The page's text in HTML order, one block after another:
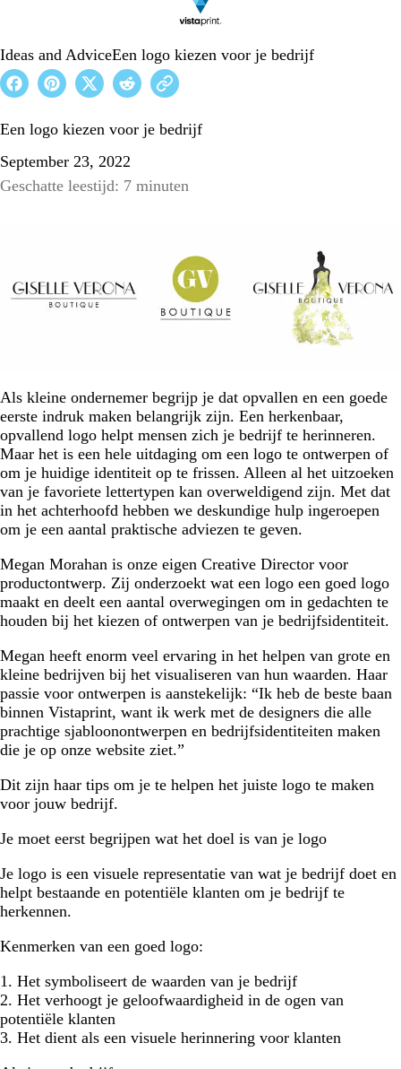
Ideas and AdviceEen logo kiezen voor je bedrijf
Een logo kiezen voor je bedrijf
September 23, 2022
Geschatte leestijd: 7 minuten
Als kleine ondernemer begrijp je dat opvallen en een goede
eerste indruk maken belangrijk zijn. Een herkenbaar,
opvallend logo helpt mensen zich je bedrijf te herinneren.
Maar het is een hele uitdaging om een logo te ontwerpen of
om je huidige identiteit op te frissen. Alleen al het uitzoeken
van je favoriete lettertypen kan overweldigend zijn. Met dat
in het achterhoofd hebben we deskundige hulp ingeroepen
om je een aantal praktische adviezen te geven.
Megan Morahan is onze eigen Creative Director voor
productontwerp. Zij onderzoekt wat een logo een goed logo
maakt en deelt een aantal overwegingen om in gedachten te
houden bij het kiezen of ontwerpen van je bedrijfsidentiteit.
Megan heeft enorm veel ervaring in het helpen van grote en
kleine bedrijven bij het visualiseren van hun waarden. Haar
passie voor ontwerpen is aanstekelijk: “Ik heb de beste baan
binnen Vistaprint, want ik werk met de designers die alle
prachtige sjabloonontwerpen en bedrijfsidentiteiten maken
die je op onze website ziet.”
Dit zijn haar tips om je te helpen het juiste logo te maken
voor jouw bedrijf.
Je moet eerst begrijpen wat het doel is van je logo
Je logo is een visuele representatie van wat je bedrijf doet en
helpt bestaande en potentiële klanten om je bedrijf te
herkennen.
Kenmerken van een goed logo:
1. Het symboliseert de waarden van je bedrijf
2. Het verhoogt je geloofwaardigheid in de ogen van
potentiële klanten
3. Het dient als een visuele herinnering voor klanten